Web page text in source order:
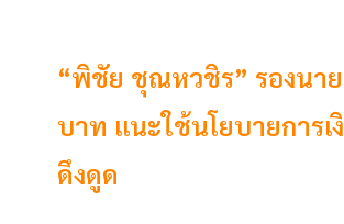
“พิชัย ชุณหวชิร” รองนา
บาท แนะใช้นโยบายการ
ดึงดูด